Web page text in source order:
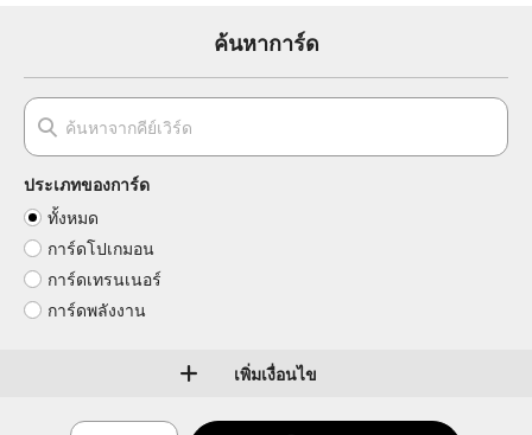
ค้นหาการ์ด
ประเภทของการ์ด
ทั้งหมด
การ์ดโปเกมอน
การ์ดเทรนเนอร์
การ์ดพลังงาน
เพิ่มเงื่อนไข